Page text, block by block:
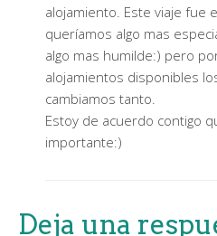
alojamiento. Este viaje fue
queríamos algo mas
algo mas humilde:) pero
alojamientos disponibles
cambiamos tanto.
Estoy de acuerdo contigo
importante:)
Deja una